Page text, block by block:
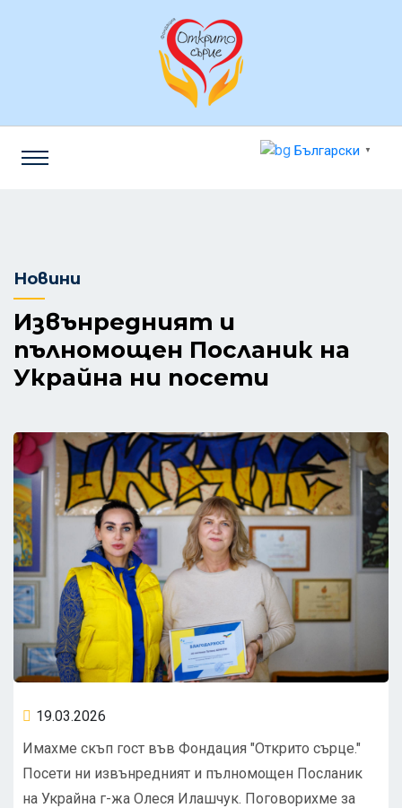
Български ▼
Новини
Извънредният и
пълномощен Посланик на
Украйна ни посети
19.03.2026
Имахме скъп гост във Фондация "Открито сърце."
Посети ни извънредният и пълномощен Посланик
на Украйна г-жа Олеся Илашчук. Поговорихме за